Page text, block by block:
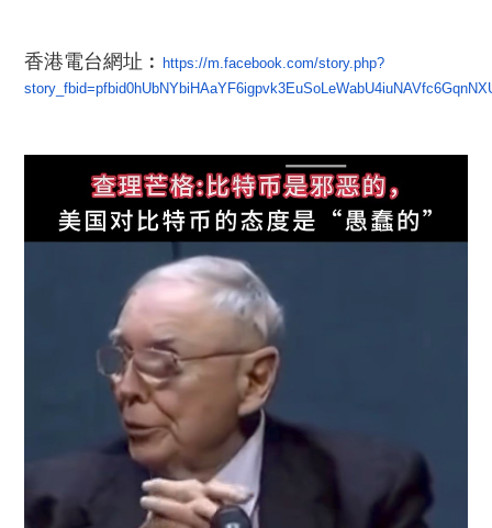
香港電台網址︰
https://m.facebook.com/story.php?